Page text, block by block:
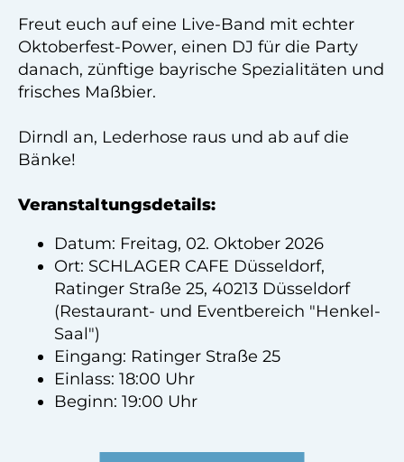
Freut euch auf eine Live-Band mit echter
Oktoberfest-Power, einen DJ für die Party
danach, zünftige bayrische Spezialitäten und
frisches Maßbier.
Dirndl an, Lederhose raus und ab auf die
Bänke!
Veranstaltungsdetails:
Datum: Freitag, 02. Oktober 2026
Ort: SCHLAGER CAFE Düsseldorf,
Ratinger Straße 25, 40213 Düsseldorf
(Restaurant- und Eventbereich "Henkel-
Saal")
Eingang: Ratinger Straße 25
Einlass: 18:00 Uhr
Beginn: 19:00 Uhr